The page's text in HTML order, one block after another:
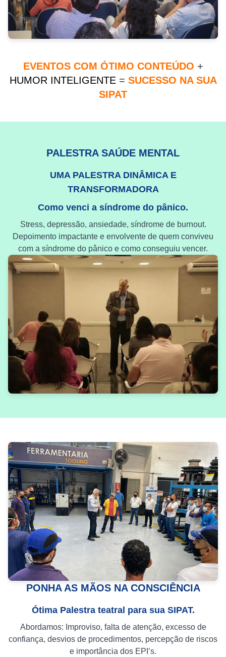
EVENTOS COM ÓTIMO CONTEÚDO +
HUMOR INTELIGENTE = SUCESSO NA SUA
SIPAT
PALESTRA SAÚDE MENTAL
UMA PALESTRA DINÂMICA E
TRANSFORMADORA
Como venci a síndrome do pânico.
Stress, depressão, ansiedade, síndrome de burnout.
Depoimento impactante e envolvente de quem conviveu
com a síndrome do pânico e como conseguiu vencer.
PONHA AS MÃOS NA CONSCIÊNCIA
Ótima Palestra teatral para sua SIPAT.
Abordamos: Improviso, falta de atenção, excesso de
confiança, desvios de procedimentos, percepção de riscos
e importância dos EPI’s.